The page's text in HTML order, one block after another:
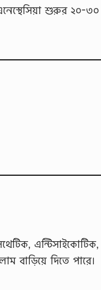
শুরুর ২০-৩০
এন্টিসাইকোটিক,
বাড়িয়ে দিতে পারে।